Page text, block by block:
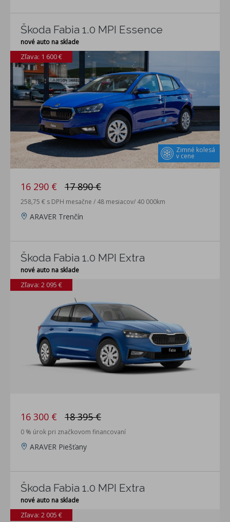
Škoda Fabia 1.0 MPI Essence
nové auto na sklade
Zimné kolesá
v cene
Zľava: 1 600 €
16 290 € 17 890 €
258,75 € s DPH mesačne / 48 mesiacov/ 40 000km
ARAVER Trenčín
Škoda Fabia 1.0 MPI Extra
nové auto na sklade
Zľava: 2 095 €
16 300 € 18 395 €
0 % úrok pri značkovom financovaní
ARAVER Piešťany
Škoda Fabia 1.0 MPI Extra
nové auto na sklade
Zľava: 2 005 €